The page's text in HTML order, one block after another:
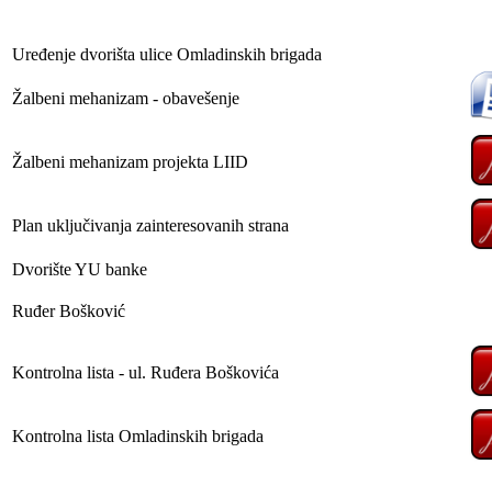
Uređenje dvorišta ulice Omladinskih brigada
Žalbeni mehanizam - obavešenje
Žalbeni mehanizam projekta LIID
Plan uključivanja zainteresovanih strana
Dvorište YU banke
Ruđer Bošković
Kontrolna lista - ul. Ruđera Boškovića
Kontrolna lista Omladinskih brigada